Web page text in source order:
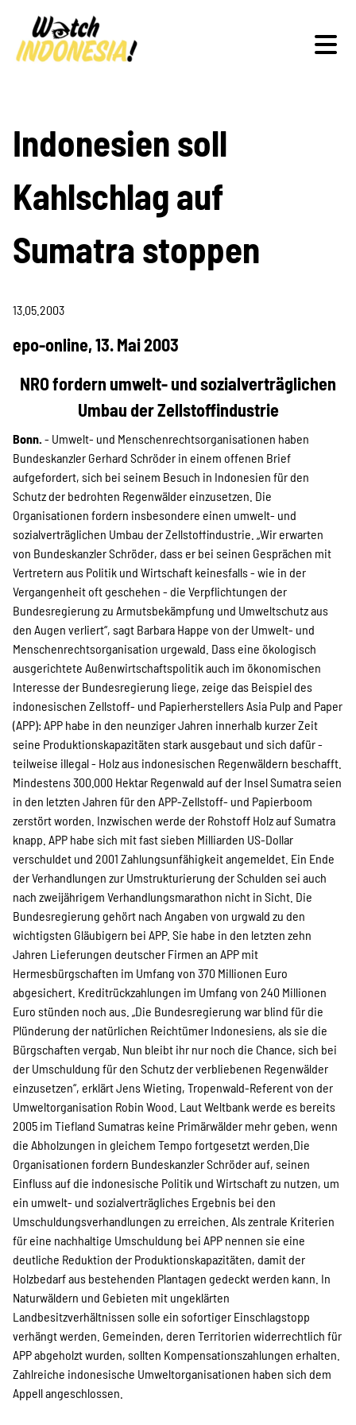
Schwerpunkte
Veranstaltungen
Projekte
Kampagne
Stellenangebote
Werde Mitglied
Newsletter abonnieren
SPENDEN
Über uns
Transparenz
Kontakt
english
Indonesian
Suche
Indonesien soll
Kahlschlag auf
Sumatra stoppen
13.05.2003
epo-online, 13. Mai 2003
NRO fordern umwelt- und sozialverträglichen
Umbau der Zellstoffindustrie
Bonn. - Umwelt- und Menschenrechtsorganisationen haben
Bundeskanzler Gerhard Schröder in einem offenen Brief
aufgefordert, sich bei seinem Besuch in Indonesien für den
Schutz der bedrohten Regenwälder einzusetzen. Die
Organisationen fordern insbesondere einen umwelt- und
sozialverträglichen Umbau der Zellstoffindustrie. „Wir erwarten
von Bundeskanzler Schröder, dass er bei seinen Gesprächen mit
Vertretern aus Politik und Wirtschaft keinesfalls - wie in der
Vergangenheit oft geschehen - die Verpflichtungen der
Bundesregierung zu Armutsbekämpfung und Umweltschutz aus
den Augen verliert“, sagt Barbara Happe von der Umwelt- und
Menschenrechtsorganisation urgewald. Dass eine ökologisch
ausgerichtete Außenwirtschaftspolitik auch im ökonomischen
Interesse der Bundesregierung liege, zeige das Beispiel des
indonesischen Zellstoff- und Papierherstellers Asia Pulp and Paper
(APP): APP habe in den neunziger Jahren innerhalb kurzer Zeit
seine Produktionskapazitäten stark ausgebaut und sich dafür -
teilweise illegal - Holz aus indonesischen Regenwäldern beschafft.
Mindestens 300.000 Hektar Regenwald auf der Insel Sumatra seien
in den letzten Jahren für den APP-Zellstoff- und Papierboom
zerstört worden. Inzwischen werde der Rohstoff Holz auf Sumatra
knapp. APP habe sich mit fast sieben Milliarden US-Dollar
verschuldet und 2001 Zahlungsunfähigkeit angemeldet. Ein Ende
der Verhandlungen zur Umstrukturierung der Schulden sei auch
nach zweijährigem Verhandlungsmarathon nicht in Sicht. Die
Bundesregierung gehört nach Angaben von urgwald zu den
wichtigsten Gläubigern bei APP. Sie habe in den letzten zehn
Jahren Lieferungen deutscher Firmen an APP mit
Hermesbürgschaften im Umfang von 370 Millionen Euro
abgesichert. Kreditrückzahlungen im Umfang von 240 Millionen
Euro stünden noch aus. „Die Bundesregierung war blind für die
Plünderung der natürlichen Reichtümer Indonesiens, als sie die
Bürgschaften vergab. Nun bleibt ihr nur noch die Chance, sich bei
der Umschuldung für den Schutz der verbliebenen Regenwälder
einzusetzen“, erklärt Jens Wieting, Tropenwald-Referent von der
Umweltorganisation Robin Wood. Laut Weltbank werde es bereits
2005 im Tiefland Sumatras keine Primärwälder mehr geben, wenn
die Abholzungen in gleichem Tempo fortgesetzt werden.Die
Organisationen fordern Bundeskanzler Schröder auf, seinen
Einfluss auf die indonesische Politik und Wirtschaft zu nutzen, um
ein umwelt- und sozialverträgliches Ergebnis bei den
Umschuldungsverhandlungen zu erreichen. Als zentrale Kriterien
für eine nachhaltige Umschuldung bei APP nennen sie eine
deutliche Reduktion der Produktionskapazitäten, damit der
Holzbedarf aus bestehenden Plantagen gedeckt werden kann. In
Naturwäldern und Gebieten mit ungeklärten
Landbesitzverhältnissen solle ein sofortiger Einschlagstopp
verhängt werden. Gemeinden, deren Territorien widerrechtlich für
APP abgeholzt wurden, sollten Kompensationszahlungen erhalten.
Zahlreiche indonesische Umweltorganisationen haben sich dem
Appell angeschlossen.